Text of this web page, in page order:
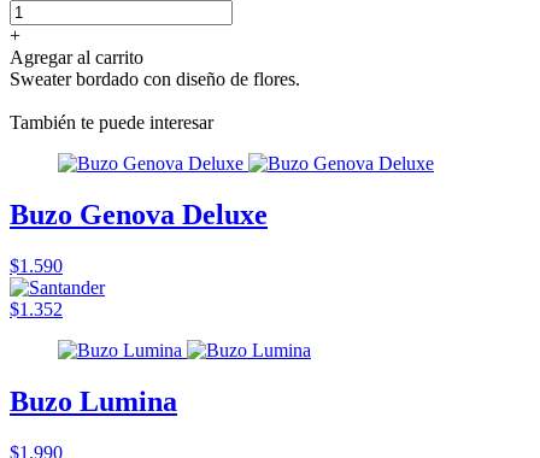
+
Agregar al carrito
Sweater bordado con diseño de flores.
También te puede interesar
Buzo Genova Deluxe
$1.590
$1.352
Buzo Lumina
$1.990